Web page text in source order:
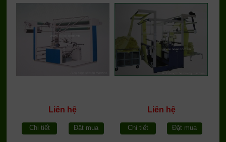
Liên hệ
Chi tiết Đặt mua
Liên hệ
Chi tiết Đặt mua